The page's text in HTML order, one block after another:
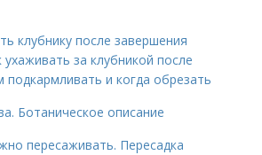
клубнику после завершения
за клубникой после
и когда обрезать
Ботаническое описание
пересаживать. Пересадка